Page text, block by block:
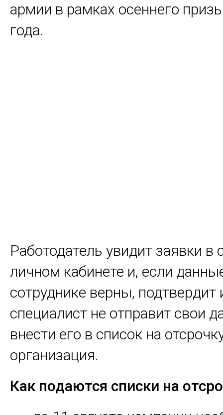
армии в рамках осеннего
года.
Работодатель увидит заявки в
личном кабинете и, если
сотруднике верны, подтвердит
специалист не отправит свои
внести его в список на
организация.
Как подаются списки на